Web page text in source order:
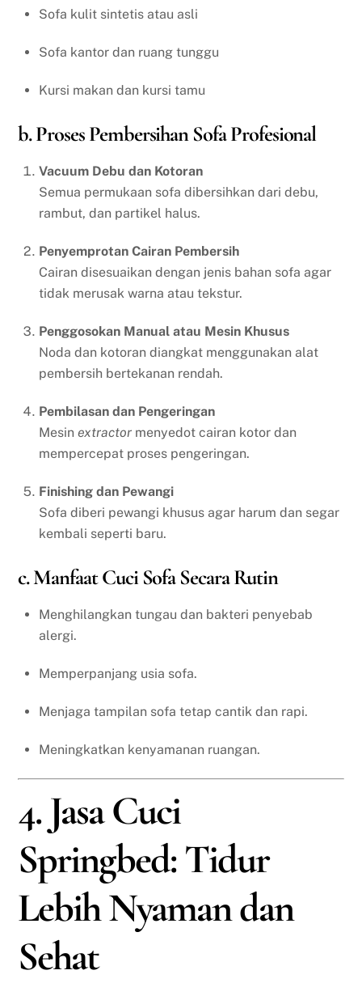
Sofa kulit sintetis atau asli
Sofa kantor dan ruang tunggu
Kursi makan dan kursi tamu
b. Proses Pembersihan Sofa Profesional
Vacuum Debu dan Kotoran
Semua permukaan sofa dibersihkan dari debu,
rambut, dan partikel halus.
Penyemprotan Cairan Pembersih
Cairan disesuaikan dengan jenis bahan sofa agar
tidak merusak warna atau tekstur.
Penggosokan Manual atau Mesin Khusus
Noda dan kotoran diangkat menggunakan alat
pembersih bertekanan rendah.
Pembilasan dan Pengeringan
Mesin extractor menyedot cairan kotor dan
mempercepat proses pengeringan.
Finishing dan Pewangi
Sofa diberi pewangi khusus agar harum dan segar
kembali seperti baru.
c. Manfaat Cuci Sofa Secara Rutin
Menghilangkan tungau dan bakteri penyebab
alergi.
Memperpanjang usia sofa.
Menjaga tampilan sofa tetap cantik dan rapi.
Meningkatkan kenyamanan ruangan.
4. Jasa Cuci
Springbed: Tidur
Lebih Nyaman dan
Sehat